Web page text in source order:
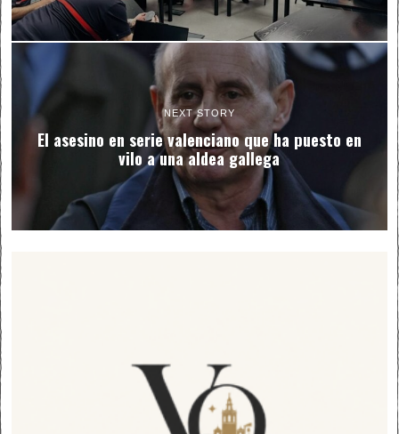
NEXT STORY
El asesino en serie valenciano que ha puesto en
vilo a una aldea gallega